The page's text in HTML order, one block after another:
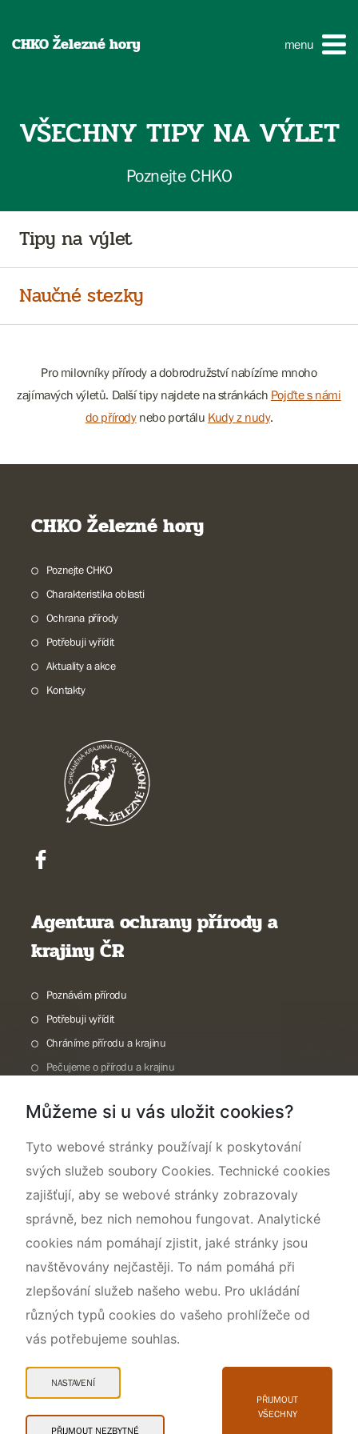
CHKO Železné hory menu
VŠECHNY TIPY NA VÝLET
Poznejte CHKO
Tipy na výlet
Naučné stezky
Pro milovníky přírody a dobrodružství nabízíme mnoho
zajímavých výletů. Další tipy najdete na stránkách Pojďte s námi
do přírodynebo portálu Kudy z nudy.
CHKO Železné hory
Poznejte CHKO
Charakteristika oblasti
Ochrana přírody
Potřebuji vyřídit
Aktuality a akce
Kontakty
Agentura ochrany přírody a
krajiny ČR
Poznávám přírodu
Potřebuji vyřídit
Chráníme přírodu a krajinu
Pečujeme o přírodu a krajinu
O nás
Snadné čtení
Můžeme si u vás uložit cookies?
Tyto webové stránky používají k poskytování
svých služeb soubory Cookies. Technické cookies
zajišťují, aby se webové stránky zobrazovaly
správně, bez nich nemohou fungovat. Analytické
cookies nám pomáhají zjistit, jaké stránky jsou
navštěvovány nejčastěji. To nám pomáhá při
zlepšování služeb našeho webu. Pro ukládání
různých typů cookies do vašeho prohlížeče od
vás potřebujeme souhlas.
NASTAVENÍ
PŘIJMOUT NEZBYTNÉ
PŘIJMOUT
VŠECHNY